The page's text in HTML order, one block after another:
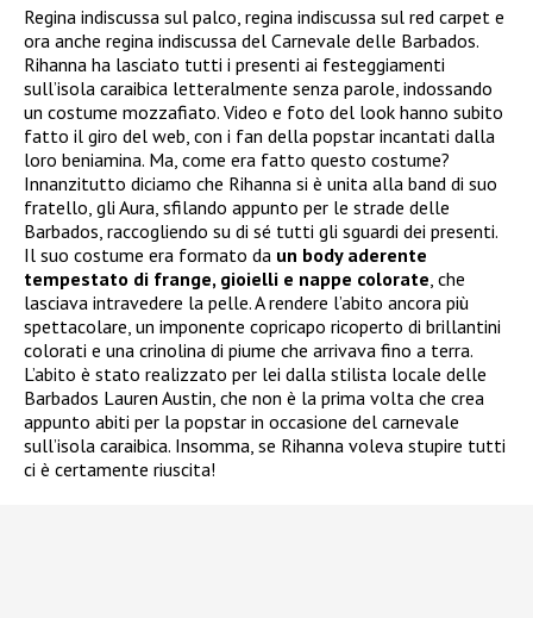
Regina indiscussa sul palco, regina indiscussa sul red carpet e
ora anche regina indiscussa del Carnevale delle Barbados.
Rihanna ha lasciato tutti i presenti ai festeggiamenti
sull’isola caraibica letteralmente senza parole, indossando
un costume mozzafiato. Video e foto del look hanno subito
fatto il giro del web, con i fan della popstar incantati dalla
loro beniamina. Ma, come era fatto questo costume?
Innanzitutto diciamo che Rihanna si è unita alla band di suo
fratello, gli Aura, sfilando appunto per le strade delle
Barbados, raccogliendo su di sé tutti gli sguardi dei presenti.
Il suo costume era formato da un body aderente
tempestato di frange, gioielli e nappe colorate, che
lasciava intravedere la pelle. A rendere l’abito ancora più
spettacolare, un imponente copricapo ricoperto di brillantini
colorati e una crinolina di piume che arrivava fino a terra.
L’abito è stato realizzato per lei dalla stilista locale delle
Barbados Lauren Austin, che non è la prima volta che crea
appunto abiti per la popstar in occasione del carnevale
sull’isola caraibica. Insomma, se Rihanna voleva stupire tutti
ci è certamente riuscita!